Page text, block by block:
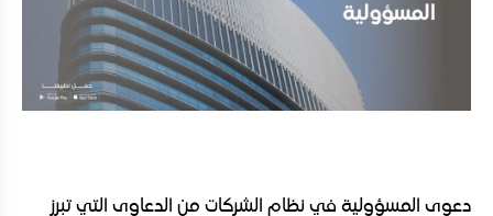
دعوى المسؤولية في نظام الشركات من الدعاوى التي تبرز